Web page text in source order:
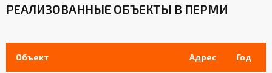
РЕАЛИЗОВАННЫЕ ОБЪЕКТЫ В ПЕРМИ
Объект Адрес Год